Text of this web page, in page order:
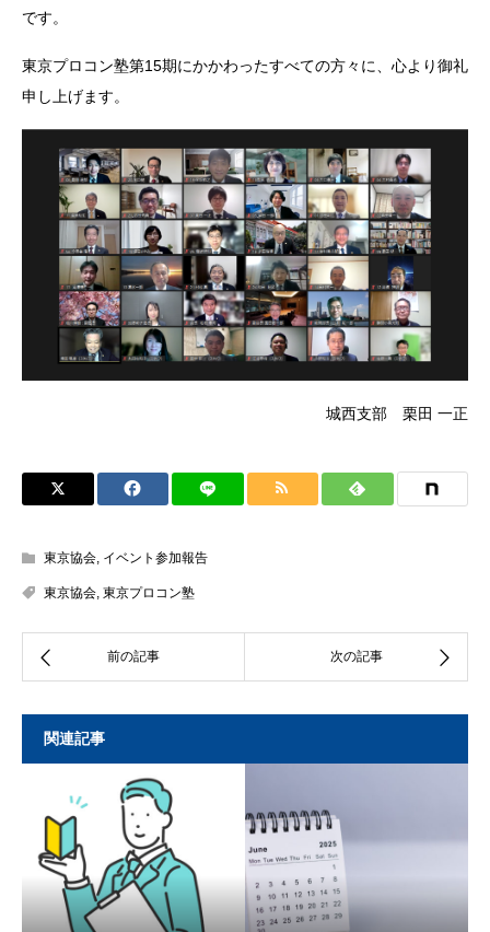
です。
東京プロコン塾第15期にかかわったすべての方々に、心より御礼
申し上げます。
城西支部 栗田 一正
東京協会, イベント参加報告
東京協会, 東京プロコン塾
関連記事